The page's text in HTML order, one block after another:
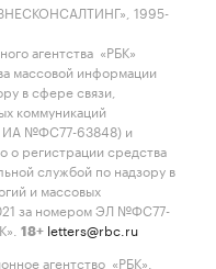
1995-
агентства «РБК»
массовой информации
в сфере связи,
коммуникаций
ИА №ФС77-63848) и
о регистрации средства
службой по надзору в
и массовых
за номером ЭЛ №ФС77-
18+ letters@rbc.ru
агентство «РБК».